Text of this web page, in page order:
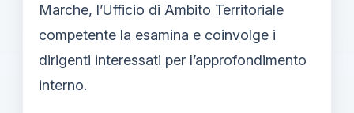
Marche, l’Ufficio di Ambito Territoriale
competente la esamina e coinvolge i
dirigenti interessati per l’approfondimento
interno.